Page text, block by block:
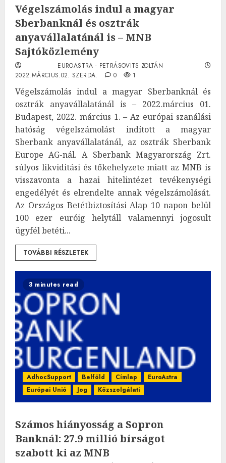
Végelszámolás indul a magyar
Sberbanknál és osztrák
anyavállalatánál is – MNB
Sajtóközlemény
EUROASTRA - PETRÁSOVITS ZOLTÁN
2022.MÁRCIUS.02. SZERDA.
0 1
Végelszámolás indul a magyar Sberbanknál és
osztrák anyavállalatánál is – 2022.március 01.
Budapest, 2022. március 1. – Az európai szanálási
hatóság végelszámolást indított a magyar
Sberbank anyavállalatánál, az osztrák Sberbank
Europe AG-nál. A Sberbank Magyarország Zrt.
súlyos likviditási és tőkehelyzete miatt az MNB is
visszavonta a hazai hitelintézet tevékenységi
engedélyét és elrendelte annak végelszámolását.
Az Országos Betétbiztosítási Alap 10 napon belül
100 ezer euróig helytáll valamennyi jogosult
ügyfél betéti...
TOVÁBBI RÉSZLETEK
3 minutes read
AdhocSupport Belföld Címlap
EuroAstra
Európai Unió
Jog Közszolgálati
Számos hiányosság a Sopron
Banknál: 27.9 millió bírságot
szabott ki az MNB